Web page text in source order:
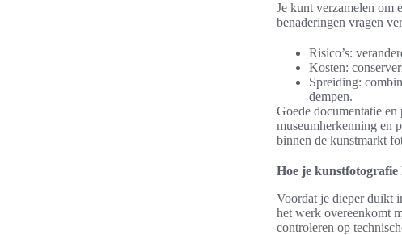
Je kunt verzamelen om
benaderingen vragen
Risico’s:
Kosten:
Spreiding:
dempen.
Goede documentatie
museumherkenning en
binnen de kunstmarkt
Hoe je kunstfotografie
Voordat je dieper duikt
het werk overeenkomt
controleren op